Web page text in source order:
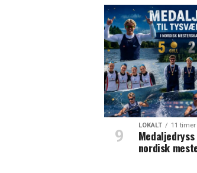
LOKALT 11
nordisk